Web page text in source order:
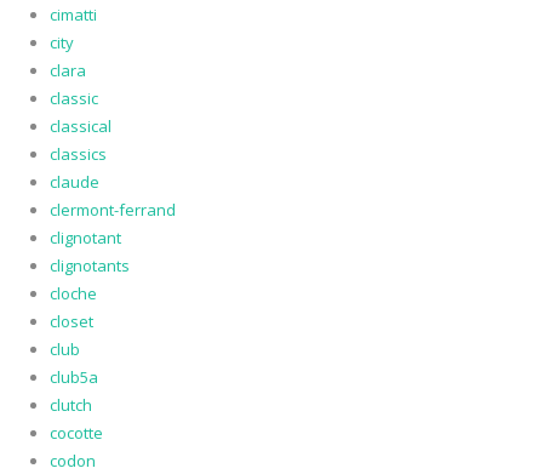
cimatti
city
clara
classic
classical
classics
claude
clermont-ferrand
clignotant
clignotants
cloche
closet
club
club5a
clutch
cocotte
codon